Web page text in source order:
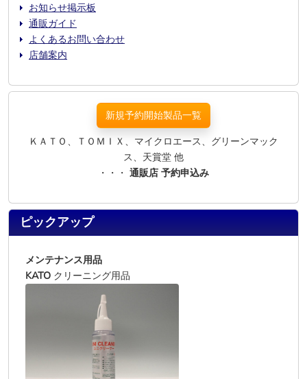
お知らせ掲示板
通販ガイド
よくあるお問い合わせ
店舗案内
新規予約開始製品一覧
ＫＡＴＯ、ＴＯＭＩＸ、マイクロエース、グリーンマック
ス、天賞堂 他
・・・ 通販店 予約申込み
ピックアップ
メンテナンス用品
KATO クリーニング用品